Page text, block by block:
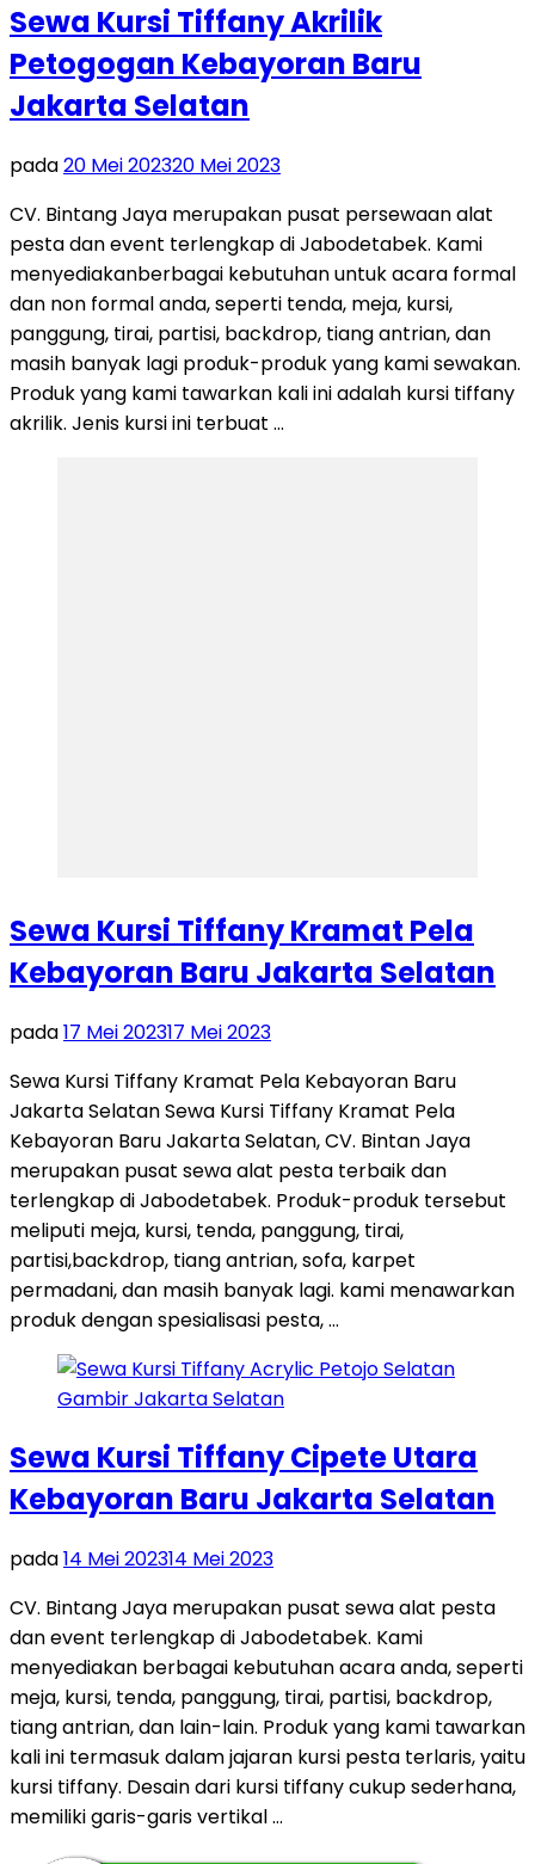
Sewa Kursi Tiffany Akrilik
Petogogan Kebayoran Baru
Jakarta Selatan
pada20 Mei 202320 Mei 2023
CV. Bintang Jaya merupakan pusat persewaan alat
pesta dan event terlengkap di Jabodetabek. Kami
menyediakanberbagai kebutuhan untuk acara formal
dan non formal anda, seperti tenda, meja, kursi,
panggung, tirai, partisi, backdrop, tiang antrian, dan
masih banyak lagi produk-produk yang kami sewakan.
Produk yang kami tawarkan kali ini adalah kursi tiffany
akrilik. Jenis kursi ini terbuat …
Sewa Kursi Tiffany Kramat Pela
Kebayoran Baru Jakarta Selatan
pada17 Mei 202317 Mei 2023
Sewa Kursi Tiffany Kramat Pela Kebayoran Baru
Jakarta Selatan Sewa Kursi Tiffany Kramat Pela
Kebayoran Baru Jakarta Selatan, CV. Bintan Jaya
merupakan pusat sewa alat pesta terbaik dan
terlengkap di Jabodetabek. Produk-produk tersebut
meliputi meja, kursi, tenda, panggung, tirai,
partisi,backdrop, tiang antrian, sofa, karpet
permadani, dan masih banyak lagi. kami menawarkan
produk dengan spesialisasi pesta, …
Sewa Kursi Tiffany Cipete Utara
Kebayoran Baru Jakarta Selatan
pada14 Mei 202314 Mei 2023
CV. Bintang Jaya merupakan pusat sewa alat pesta
dan event terlengkap di Jabodetabek. Kami
menyediakan berbagai kebutuhan acara anda, seperti
meja, kursi, tenda, panggung, tirai, partisi, backdrop,
tiang antrian, dan lain-lain. Produk yang kami tawarkan
kali ini termasuk dalam jajaran kursi pesta terlaris, yaitu
kursi tiffany. Desain dari kursi tiffany cukup sederhana,
memiliki garis-garis vertikal …